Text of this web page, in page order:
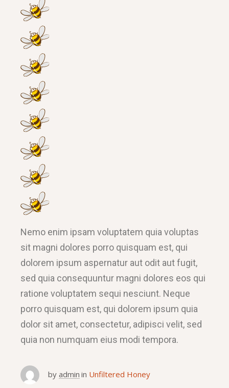
Nemo enim ipsam voluptatem quia voluptas
sit magni dolores porro quisquam est, qui
dolorem ipsum aspernatur aut odit aut fugit,
sed quia consequuntur magni dolores eos qui
ratione voluptatem sequi nesciunt. Neque
porro quisquam est, qui dolorem ipsum quia
dolor sit amet, consectetur, adipisci velit, sed
quia non numquam eius modi tempora.
by admin in Unfiltered Honey